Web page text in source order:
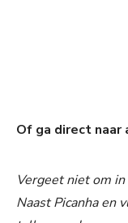
Of ga direct naar
Vergeet niet om in
Naast Picanha en